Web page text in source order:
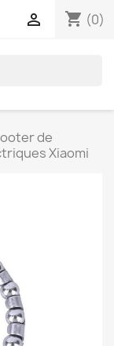
shopping_cart (0)

de
Xiaomi